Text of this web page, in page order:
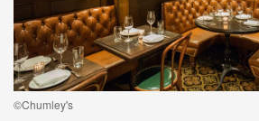
©Chumley's